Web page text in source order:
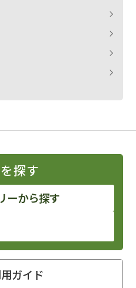
探す
ーから探す
ガイド